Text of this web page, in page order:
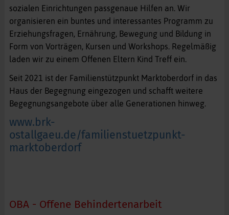
sozialen Einrichtungen passgenaue Hilfen an. Wir
organisieren ein buntes und interessantes Programm zu
Erziehungsfragen, Ernährung, Bewegung und Bildung in
Form von Vorträgen, Kursen und Workshops. Regelmäßig
laden wir zu einem Offenen Eltern Kind Treff ein.
Seit 2021 ist der Familienstützpunkt Marktoberdorf in das
Haus der Begegnung eingezogen und schafft weitere
Begegnungsangebote über alle Generationen hinweg.
www.brk-
ostallgaeu.de/familienstuetzpunkt-
marktoberdorf
OBA - Offene Behindertenarbeit